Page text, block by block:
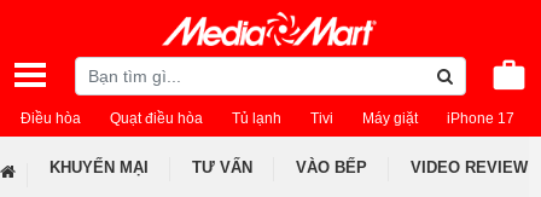
Điều hòa Quạt điều hòa Tủ lạnh Tivi Máy giặt iPhone 17
KHUYẾN MẠI TƯ VẤN VÀO BẾP VIDEO REVIEW